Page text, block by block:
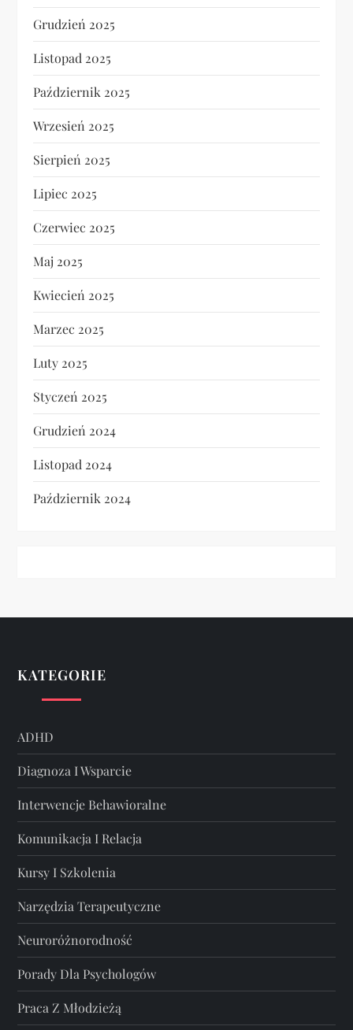
Grudzień 2025
Listopad 2025
Październik 2025
Wrzesień 2025
Sierpień 2025
Lipiec 2025
Czerwiec 2025
Maj 2025
Kwiecień 2025
Marzec 2025
Luty 2025
Styczeń 2025
Grudzień 2024
Listopad 2024
Październik 2024
KATEGORIE
ADHD
Diagnoza I Wsparcie
Interwencje Behawioralne
Komunikacja I Relacja
Kursy I Szkolenia
Narzędzia Terapeutyczne
Neuroróżnorodność
Porady Dla Psychologów
Praca Z Młodzieżą